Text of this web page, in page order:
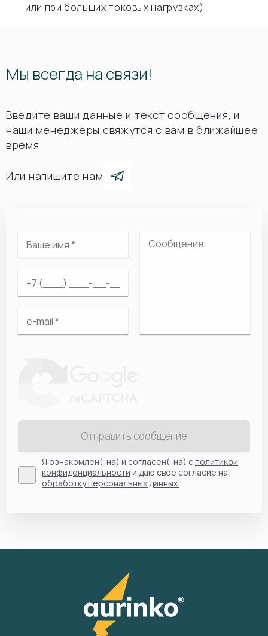
или при больших токовых нагрузках).
Мы всегда на связи!
Введите ваши данные и текст сообщения, и
наши менеджеры свяжутся с вам в ближайшее
время
Или напишите нам
Отправить сообщение
Я ознакомлен(-на) и согласен(-на) сполитикой
конфиденциальности и даю своё согласие на
обработку персональных данных.